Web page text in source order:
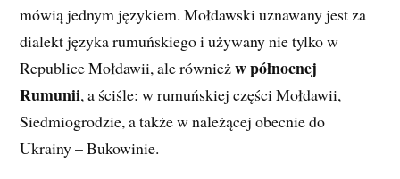
mówią jednym językiem. Mołdawski uznawany jest za
dialekt języka rumuńskiego i używany nie tylko w
Republice Mołdawii, ale równieżw północnej
Rumunii, a ściśle: w rumuńskiej części Mołdawii,
Siedmiogrodzie, a także w należącej obecnie do
Ukrainy – Bukowinie.